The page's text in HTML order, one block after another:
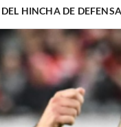
HINCHA DE